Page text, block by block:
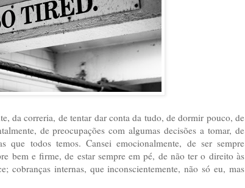
da correria, de tentar dar conta da tudo, de dormir pouco, de
de preocupações com algumas decisões a tomar, de
que todos temos. Cansei emocionalmente, de ser sempre
bem e firme, de estar sempre em pé, de não ter o direito às
cobranças internas, que inconscientemente, não só eu, mas